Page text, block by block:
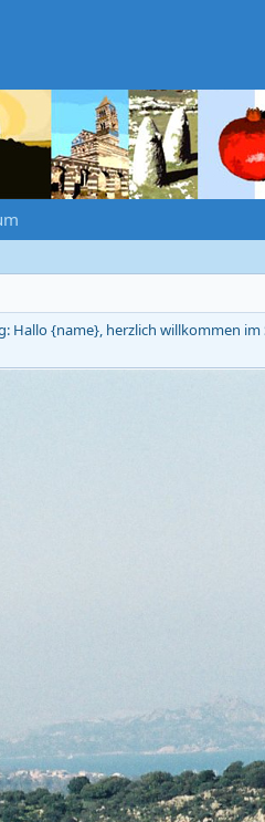
Hallo {name}, herzlich willkommen